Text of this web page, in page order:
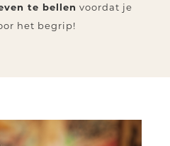
te bellen voordat je
het begrip!